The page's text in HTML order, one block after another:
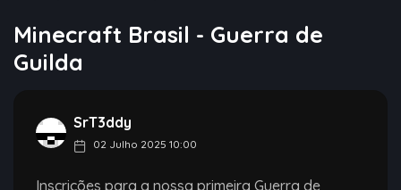
Minecraft Brasil - Guerra de
Guilda
SrT3ddy
02 Julho 2025 10:00
Inscrições para a nossa primeira Guerra de